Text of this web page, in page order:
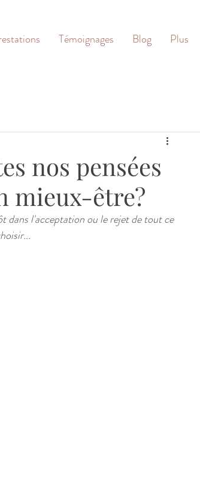
Témoignages Blog Plus
nos pensées
mieux-être?
dans l'acceptation ou le rejet de tout ce